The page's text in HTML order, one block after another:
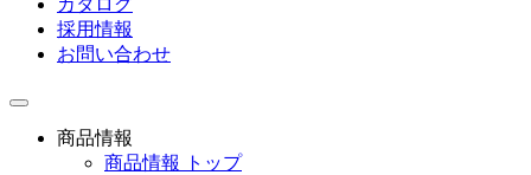
カタログ
採用情報
お問い合わせ
toggle
navigation商品情報
商品情報 トップ